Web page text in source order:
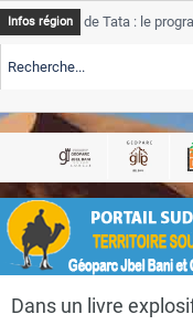
Close
Infos région
de Tata : le programme
TSGJB Tourisme :
TSGJB Tourisme au
Dans un livre